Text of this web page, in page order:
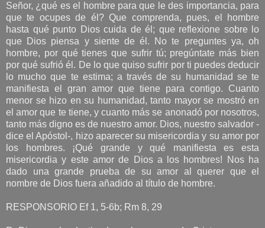
Señor, ¿qué es el hombre para que le des importancia, para
que te ocupes de él? Que comprenda, pues, el hombre
hasta qué punto Dios cuida de él; que reflexione sobre lo
que Dios piensa y siente de él. No te preguntes ya, oh
hombre, por qué tienes que sufrir tú; pregúntate más bien
por qué sufrió él. De lo que quiso sufrir por ti puedes deducir
lo mucho que te estima; a través de su humanidad se te
manifiesta el gran amor que tiene para contigo. Cuanto
menor se hizo en su humanidad, tanto mayor se mostró en
el amor que te tiene, y cuanto más se anonadó por nosotros,
tanto más digno es de nuestro amor. Dios, nuestro salvador -
dice el Apóstol-, hizo aparecer su misericordia y su amor por
los hombres. ¡Qué grande y qué manifiesta es esta
misericordia y este amor de Dios a los hombres! Nos ha
dado una grande prueba de su amor al querer que el
nombre de Dios fuera añadido al título de hombre.
RESPONSORIO Ef 1, 5-6b; Rm 8, 29